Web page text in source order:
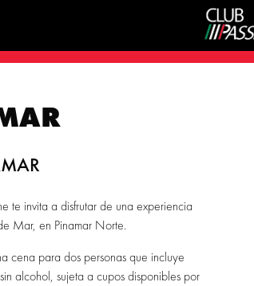
te invita a disfrutar de una experiencia
Mar, en Pinamar Norte.
cena para dos personas que incluye
alcohol, sujeta a cupos disponibles por